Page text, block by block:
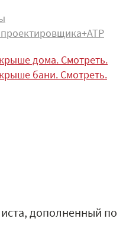
дома. Смотреть.
бани. Смотреть.
дополненный по